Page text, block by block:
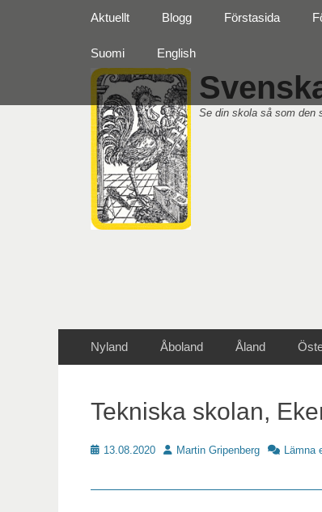
Se din skola så som den
Primär meny
innehåll
Aktuellt Blogg Förstasida
Suomi English
Sekundär meny
Nyland Åboland Åland
Tekniska skolan,
Publicerat
13.08.2020 Författare
Martin Gripenberg Lämna